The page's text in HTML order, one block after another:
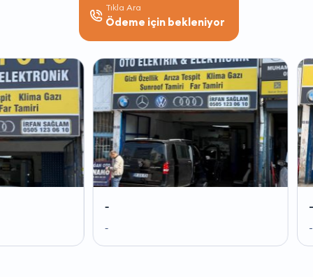
Tıkla Ara
Ödeme için bekleniyor